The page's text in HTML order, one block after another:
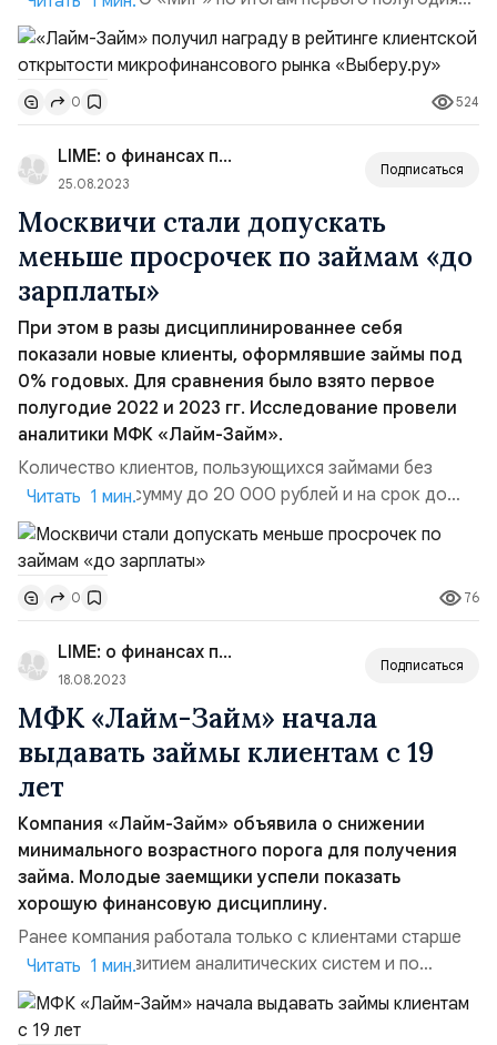
2023 года. В нем приняли участие 80 российских МФО.
Аналитики оценивали, насколько понятны финансовые
продукты для клиента, представленность информации
о компании в интернете и как она решает вопросы
клиентов. За первый критерий прозрачности
продуктов...
0 524
LIME: о финансах просто
25.08.2023
Подписаться
Москвичи стали допускать
меньше просрочек по займам «до
зарплаты»
При этом в разы дисциплинированнее себя
показали новые клиенты, оформлявшие займы под
0% годовых. Для сравнения было взято первое
полугодие 2022 и 2023 гг. Исследование провели
аналитики МФК «Лайм-Займ».
Количество клиентов, пользующихся займами без
процентов на сумму до 20 000 рублей и на срок до
15 дней, за год сократилось на 1% относительно
общего объёма заёмщиков сегмента PDL (займы «до
зарплаты» на сумму до 30 000 рублей и на срок до 30
дней). Несмотря на это, беспроцентные PDL-займы
остаются достаточно популярными среди
пользователей усл...
Читать 1 мин.
0 76
LIME: о финансах просто
18.08.2023
Подписаться
МФК «Лайм-Займ» начала
выдавать займы клиентам с 19
лет
Компания «Лайм-Займ» объявила о снижении
минимального возрастного порога для получения
займа. Молодые заемщики успели показать
хорошую финансовую дисциплину.
Ранее компания работала только с клиентами старше
21 года. С развитием аналитических систем и по
результатам проведенных пилотных проектов по оценке
платёжной дисциплины более молодой категории
Читать 1 мин.